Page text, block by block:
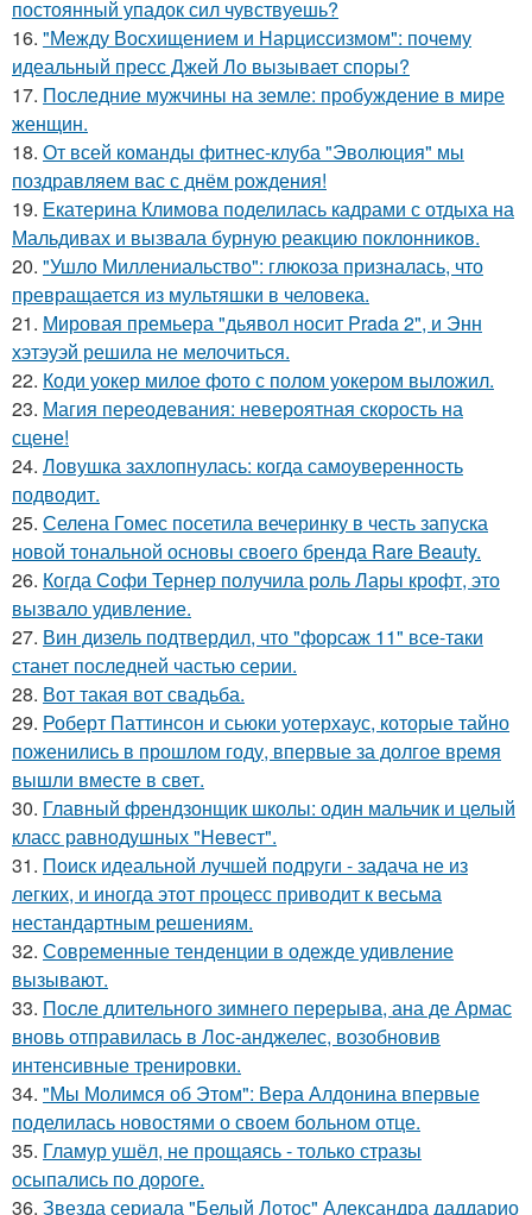
постоянный упадок сил чувствуешь?
16. "Между Восхищением и Нарциссизмом": почему
идеальный пресс Джей Ло вызывает споры?
17. Последние мужчины на земле: пробуждение в мире
женщин.
18. От всей команды фитнес-клуба "Эволюция" мы
поздравляем вас с днём рождения!
19. Екатерина Климова поделилась кадрами с отдыха на
Мальдивах и вызвала бурную реакцию поклонников.
20. "Ушло Миллениальство": глюкоза призналась, что
превращается из мультяшки в человека.
21. Мировая премьера "дьявол носит Prada 2", и Энн
хэтэуэй решила не мелочиться.
22. Коди уокер милое фото с полом уокером выложил.
23. Магия переодевания: невероятная скорость на
сцене!
24. Ловушка захлопнулась: когда самоуверенность
подводит.
25. Селена Гомес посетила вечеринку в честь запуска
новой тональной основы своего бренда Rare Beauty.
26. Когда Софи Тернер получила роль Лары крофт, это
вызвало удивление.
27. Вин дизель подтвердил, что "форсаж 11" все-таки
станет последней частью серии.
28. Вот такая вот свадьба.
29. Роберт Паттинсон и сьюки уотерхаус, которые тайно
поженились в прошлом году, впервые за долгое время
вышли вместе в свет.
30. Главный френдзонщик школы: один мальчик и целый
класс равнодушных "Невест".
31. Поиск идеальной лучшей подруги - задача не из
легких, и иногда этот процесс приводит к весьма
нестандартным решениям.
32. Современные тенденции в одежде удивление
вызывают.
33. После длительного зимнего перерыва, ана де Армас
вновь отправилась в Лос-анджелес, возобновив
интенсивные тренировки.
34. "Мы Молимся об Этом": Вера Алдонина впервые
поделилась новостями о своем больном отце.
35. Гламур ушёл, не прощаясь - только стразы
осыпались по дороге.
36. Звезда сериала "Белый Лотос" Александра даддарио